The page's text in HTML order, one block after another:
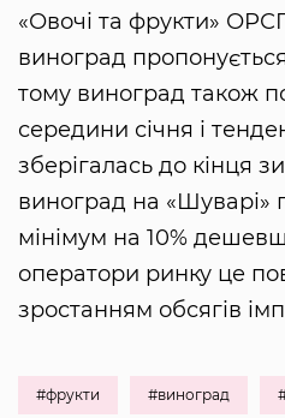
«Овочі та фрукти»
виноград
тому виноград також
середини січня і
зберігалась до кінця
виноград на «Шуварі»
мінімум на 10%
оператори ринку це
зростанням обсягів
#фрукти #виноград